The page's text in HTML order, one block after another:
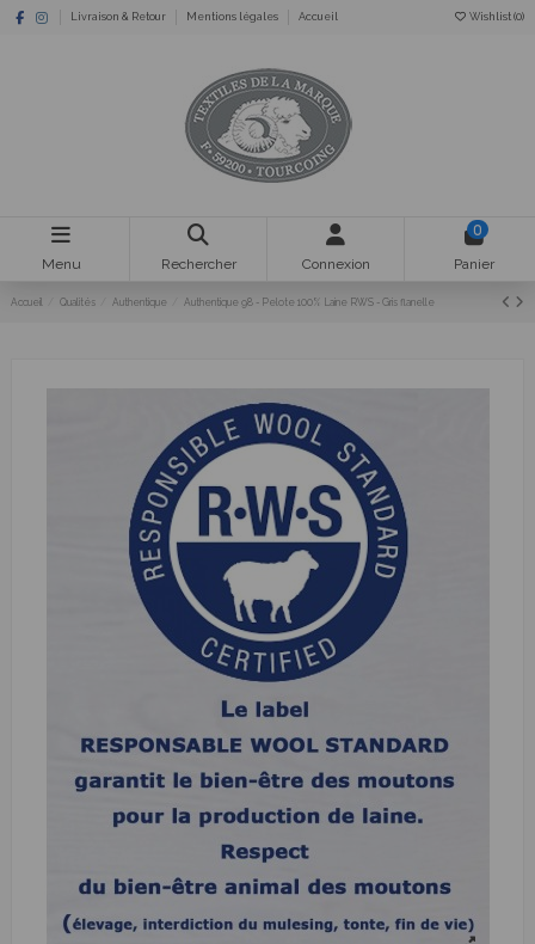
Livraison & Retour Mentions légales Accueil Wishlist (0)
Menu Rechercher Connexion
0
Panier
Accueil Qualités Authentique Authentique 98 - Pelote 100% Laine RWS - Gris flanelle